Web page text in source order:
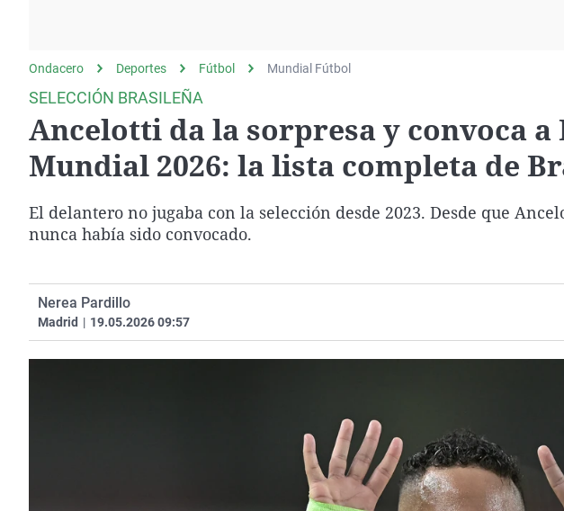
Como el perro y el Equipo de investigación
La Rioja
País Vasco
Ondacero Deportes Fútbol Mundial Fútbol
SELECCIÓN BRASILEÑA
Ancelotti da la sorpresa y convoca
Mundial 2026: la lista completa de
El delantero no jugaba con la selección desde 2023. Desde que
nunca había sido convocado.
Nerea Pardillo
Madrid | 19.05.2026 09:57